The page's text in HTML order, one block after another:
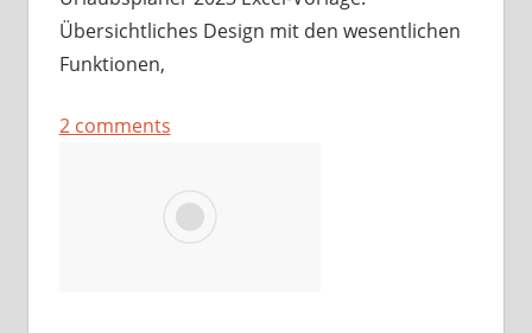
Übersichtliches Design mit den wesentlichen
Funktionen,
2 comments